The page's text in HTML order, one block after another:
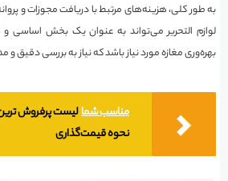
به طور کلی، هزینه‌های مرتبط با دریافت مجوزات و
لوازم التحریر می‌تواند به عنوان یک بخش اساسی و
بهره‌وری مغازه مورد نیاز باشد که نیاز به بررسی دقیق و
مناسب شمالیست پرفروش
نحوه قیمت‌گذاری